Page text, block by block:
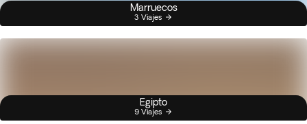
Marruecos
3 Viajes
Egipto
9 Viajes